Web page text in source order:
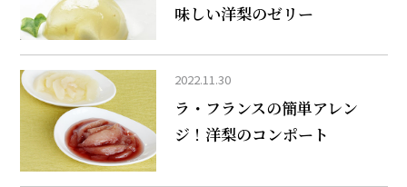
味しい洋梨のゼリー
2022.11.30
ラ・フランスの簡単アレン
ジ！洋梨のコンポート